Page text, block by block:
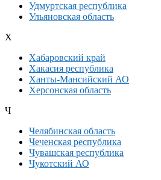
Удмуртская республика
Ульяновская область
Х
Хабаровский край
Хакасия республика
Ханты-Мансийский АО
Херсонская область
Ч
Челябинская область
Чеченская республика
Чувашская республика
Чукотский АО